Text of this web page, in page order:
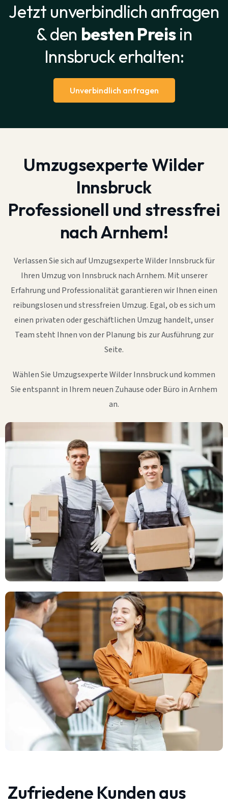
Jetzt unverbindlich anfragen
& den besten Preisin
Innsbruck erhalten:
Unverbindlich anfragen
Umzugsexperte Wilder
Innsbruck
Professionell und stressfrei
nach Arnhem!
Verlassen Sie sich auf Umzugsexperte Wilder Innsbruck für
Ihren Umzug von Innsbruck nach Arnhem. Mit unserer
Erfahrung und Professionalität garantieren wir Ihnen einen
reibungslosen und stressfreien Umzug. Egal, ob es sich um
einen privaten oder geschäftlichen Umzug handelt, unser
Team steht Ihnen von der Planung bis zur Ausführung zur
Seite.
Wählen Sie Umzugsexperte Wilder Innsbruck und kommen
Sie entspannt in Ihrem neuen Zuhause oder Büro in Arnhem
an.
Zufriedene Kunden aus